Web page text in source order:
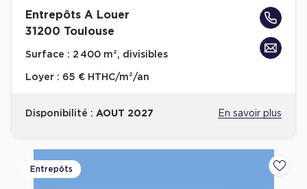
Entrepôts A Louer
31200 Toulouse
Surface : 2 400 m², divisibles
Loyer : 65 € HTHC/m²/an
Disponibilité : AOUT 2027 En savoir plus
Entrepôts